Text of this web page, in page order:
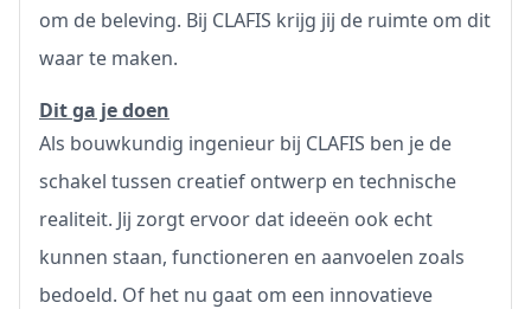
om de beleving. Bij CLAFIS krijg jij de ruimte om dit
waar te maken.
Dit ga je doen
Als bouwkundig ingenieur bij CLAFIS ben je de
schakel tussen creatief ontwerp en technische
realiteit. Jij zorgt ervoor dat ideeën ook echt
kunnen staan, functioneren en aanvoelen zoals
bedoeld. Of het nu gaat om een innovatieve